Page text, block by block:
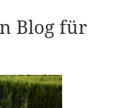
Blog für